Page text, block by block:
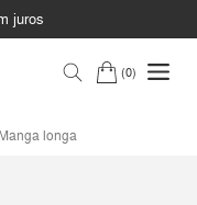
juros
0
Manga longa